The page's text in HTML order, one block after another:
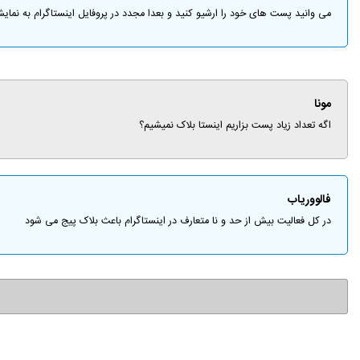
می وانید پست های خود را ارشیو کنید و بعدا مجدد در پروفایل اینستاگرام به
مونا
اگه تعداد زیاد پست بزاریم اینستا بلاک نمیشیم؟
فالووریاب
در کل فعالیت بیش از حد و نا متعارف در اینستاگرام باعث بلاک پیج می شود